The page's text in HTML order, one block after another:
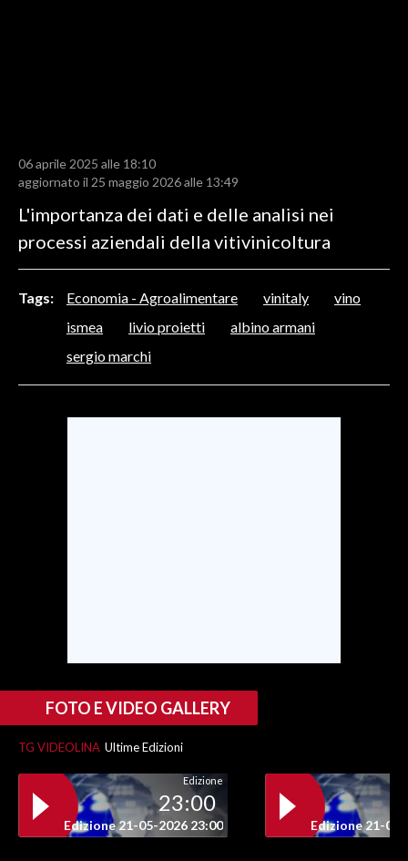
RISULTATI E CLASSIFICHE
CALCIO REGIONALE
BASKET
MOTORI
ALTRI SPORT
#CARAUNIONE
INSULARITÀ
06 aprile 2025 alle 18:10
aggiornato il 25 maggio 2026 alle 13:49
L'importanza dei dati e delle analisi nei
processi aziendali della vitivinicoltura
Tags: Economia - Agroalimentare vinitaly
vino
ismea
livio proietti
albino armani
sergio marchi
FOTO E VIDEO GALLERY
TG VIDEOLINA Ultime Edizioni
Edizione
23:00
Edizione 21-05-2026 23:00 Edizione 21-05-